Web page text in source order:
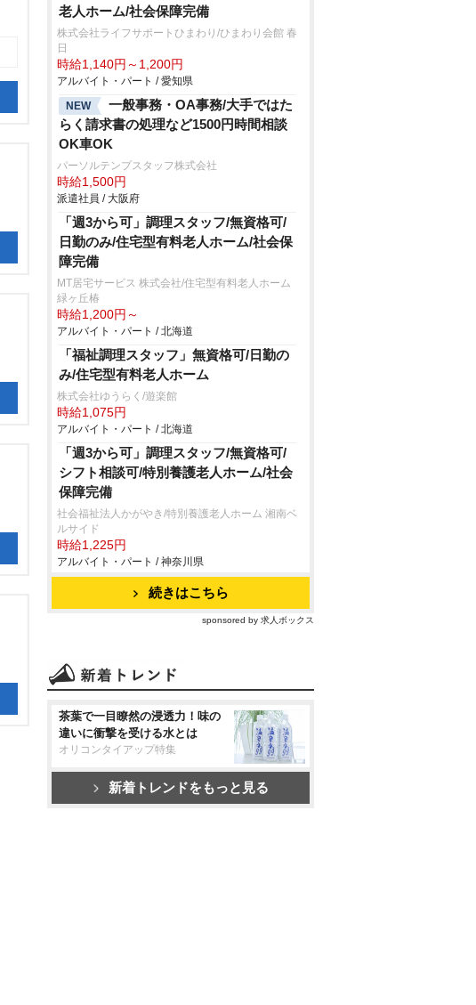
老人ホーム/社会保障完備
株式会社ライフサポートひまわり/ひまわり会館 春
日
時給1,140円～1,200円
アルバイト・パート / 愛知県
NEW
一般事務・OA事務/大手ではた
らく請求書の処理など1500円時間相談
OK車OK
パーソルテンプスタッフ株式会社
時給1,500円
派遣社員 / 大阪府
「週3から可」調理スタッフ/無資格可/
日勤のみ/住宅型有料老人ホーム/社会保
障完備
MT居宅サービス 株式会社/住宅型有料老人ホーム
緑ヶ丘椿
時給1,200円～
アルバイト・パート / 北海道
「福祉調理スタッフ」無資格可/日勤の
み/住宅型有料老人ホーム
株式会社ゆうらく/遊楽館
時給1,075円
アルバイト・パート / 北海道
「週3から可」調理スタッフ/無資格可/
シフト相談可/特別養護老人ホーム/社会
保障完備
社会福祉法人かがやき/特別養護老人ホーム 湘南ベ
ルサイド
時給1,225円
アルバイト・パート / 神奈川県
続きはこちら
sponsored by 求人ボックス
茶葉で一目瞭然の浸透力！味の
違いに衝撃を受ける水とは
オリコンタイアップ特集
新着トレンドをもっと見る